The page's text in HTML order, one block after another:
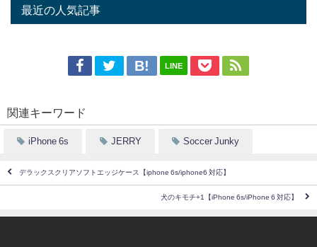
最近の人気記事
LINE
関連キーワード
iPhone 6s JERRY Soccer Junky
デラックスクリアソフトエッジケース【iphone 6s/iphone6 対応】
犬のキモチ+1【iPhone 6s/iPhone 6 対応】